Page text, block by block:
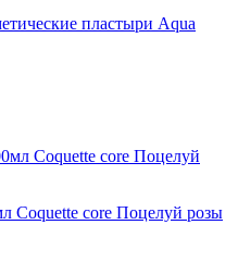
пластыри Aqua
Coquette core Поцелуй розы